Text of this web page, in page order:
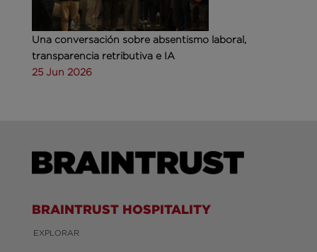
Una conversación sobre absentismo laboral,
transparencia retributiva e IA
25 Jun 2026
BRAINTRUST HOSPITALITY
EXPLORAR